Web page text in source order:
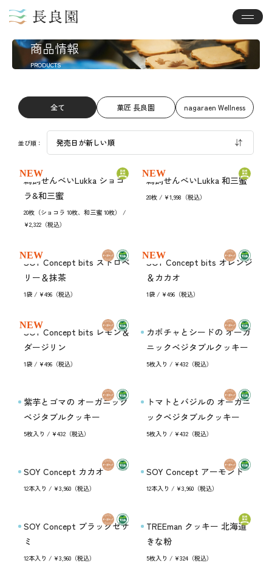
商品情報
PRODUCTS
全て 菓匠 長良園 nagaraen Wellness
並び順： 発売日が新しい順
NEW
鵜飼せんべいLukka ショコ
ラ&和三蜜
20枚（ショコラ 10枚、和三蜜 10枚） /
¥2,322（税込）
NEW
鵜飼せんべいLukka 和三蜜
20枚 / ¥1,998（税込）
NEW
SOY Concept bits ストロベ
リー＆抹茶
1袋 / ¥496（税込）
NEW
SOY Concept bits オレンジ
＆カカオ
1袋 / ¥496（税込）
NEW
SOY Concept bits レモン＆
ダージリン
1袋 / ¥496（税込）
カボチャとシードの オーガ
ニックベジタブルクッキー
5枚入り / ¥432（税込）
紫芋とゴマの オーガニック
ベジタブルクッキー
5枚入り / ¥432（税込）
トマトとバジルの オーガニ
ックベジタブルクッキー
5枚入り / ¥432（税込）
SOY Concept カカオ
12本入り / ¥3,960（税込）
SOY Concept アーモンド
12本入り / ¥3,960（税込）
SOY Concept ブラックセサ
ミ
12本入り / ¥3,960（税込）
TREEman クッキー 北海道
きな粉
5枚入り / ¥324（税込）